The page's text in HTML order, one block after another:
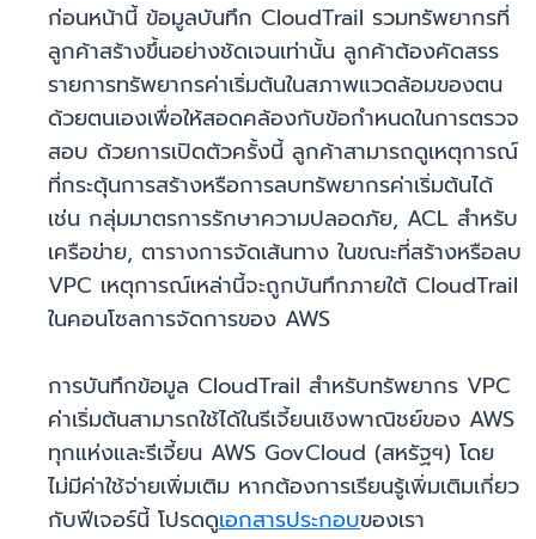
ก่อนหน้านี้ ข้อมูลบันทึก CloudTrail รวมทรัพยากรที่
ลูกค้าสร้างขึ้นอย่างชัดเจนเท่านั้น ลูกค้าต้องคัดสรร
รายการทรัพยากรค่าเริ่มต้นในสภาพแวดล้อมของตน
ด้วยตนเองเพื่อให้สอดคล้องกับข้อกำหนดในการตรวจ
สอบ ด้วยการเปิดตัวครั้งนี้ ลูกค้าสามารถดูเหตุการณ์
ที่กระตุ้นการสร้างหรือการลบทรัพยากรค่าเริ่มต้นได้
เช่น กลุ่มมาตรการรักษาความปลอดภัย, ACL สำหรับ
เครือข่าย, ตารางการจัดเส้นทาง ในขณะที่สร้างหรือลบ
VPC เหตุการณ์เหล่านี้จะถูกบันทึกภายใต้ CloudTrail
ในคอนโซลการจัดการของ AWS
การบันทึกข้อมูล CloudTrail สำหรับทรัพยากร VPC
ค่าเริ่มต้นสามารถใช้ได้ในรีเจี้ยนเชิงพาณิชย์ของ AWS
ทุกแห่งและรีเจี้ยน AWS GovCloud (สหรัฐฯ) โดย
ไม่มีค่าใช้จ่ายเพิ่มเติม หากต้องการเรียนรู้เพิ่มเติมเกี่ยว
กับฟีเจอร์นี้ โปรดดูเอกสารประกอบของเรา